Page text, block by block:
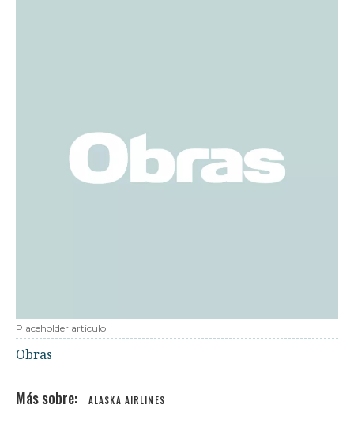
Placeholder articulo
Obras
ALASKA AIRLINES